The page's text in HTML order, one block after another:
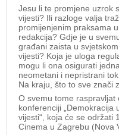
Jesu li te promjene uzrok
vijesti? Ili razloge valja
promijenjenim praksama
redakcija? Gdje je u
građani zaista u
vijesti? Koja je uloga
mogu li ona osigurati
neometani i nepristrani
Na kraju, što to sve znači
O svemu tome
konferenciji „Demokracija
vijesti“, koja će se održati
Cinema u Zagrebu (Nova